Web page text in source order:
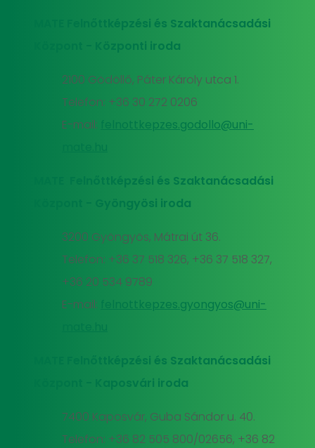
MATE Felnőttképzési és Szaktanácsadási
Központ - Központi iroda
2100 Gödöllő, Páter Károly utca 1.
Telefon: +36 30 272 0206
E-mail:
felnottkepzes.godollo@uni-
MATE Felnőttképzési és Szaktanácsadási
Központ - Gyöngyösi iroda
3200 Gyöngyös, Mátrai út 36.
Telefon: +36 37 518 326, +36 37 518 327,
+36 20 534 9789
E-mail:
felnottkepzes.gyongyos@uni-
MATE Felnőttképzési és Szaktanácsadási
Központ - Kaposvári iroda
7400 Kaposvár, Guba Sándor u. 40.
Telefon: +36 82 505 800/02656, +36 82